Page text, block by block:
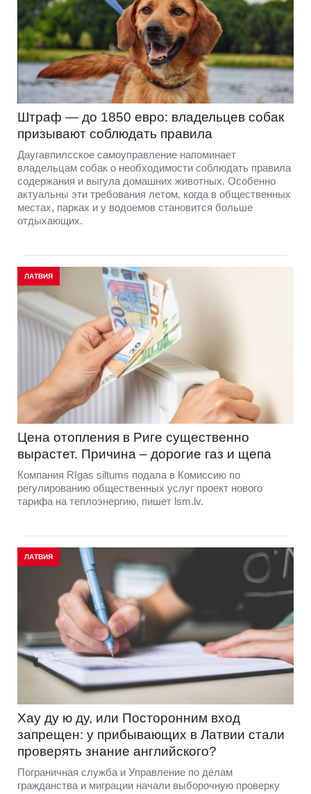
Штраф — до 1850 евро: владельцев собак
призывают соблюдать правила
Даугавпилсское самоуправление напоминает
владельцам собак о необходимости соблюдать правила
содержания и выгула домашних животных. Особенно
актуальны эти требования летом, когда в общественных
местах, парках и у водоемов становится больше
отдыхающих.
ЛАТВИЯ
Цена отопления в Риге существенно
вырастет. Причина – дорогие газ и щепа
Компания Rīgas siltums подала в Комиссию по
регулированию общественных услуг проект нового
тарифа на теплоэнергию, пишет lsm.lv.
ЛАТВИЯ
Хау ду ю ду, или Посторонним вход
запрещен: у прибывающих в Латвии стали
проверять знание английского?
Пограничная служба и Управление по делам
гражданства и миграции начали выборочную проверку